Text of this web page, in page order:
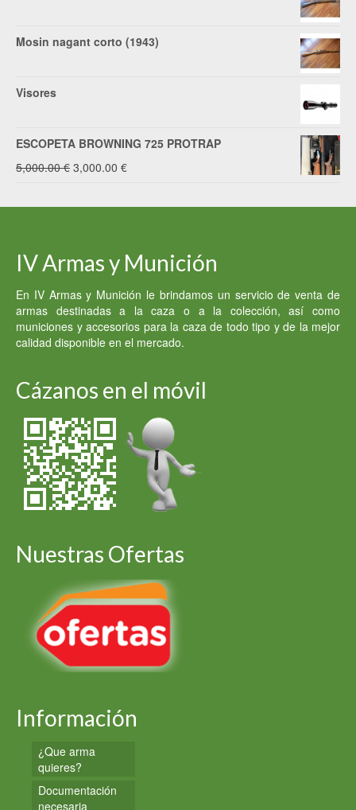
Mosin nagant corto (1943)
Visores
ESCOPETA BROWNING 725 PROTRAP
5,000.00€ El
5,000.00 €.
3,000.00 €El
3,000.00 €.
IV Armas y Munición
En IV Armas y Munición le brindamos un servicio de venta de
armas destinadas a la caza o a la colección, así como
municiones y accesorios para la caza de todo tipo y de la mejor
calidad disponible en el mercado.
Cázanos en el móvil
Nuestras Ofertas
Información
¿Que arma
quieres?
Documentación
necesaria